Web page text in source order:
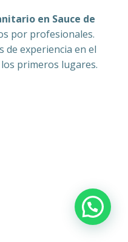
en Sauce de
por profesionales.
de experiencia en el
primeros lugares.